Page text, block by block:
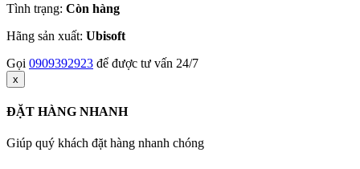
Tình trạng: Còn hàng
Hãng sản xuất: Ubisoft
Gọi 0909392923 để được tư vấn 24/7
x
ĐẶT HÀNG NHANH
Giúp quý khách đặt hàng nhanh chóng